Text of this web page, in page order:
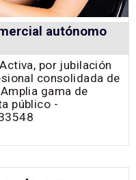
autónomo
por jubilación
consolidada de
gama de
público -